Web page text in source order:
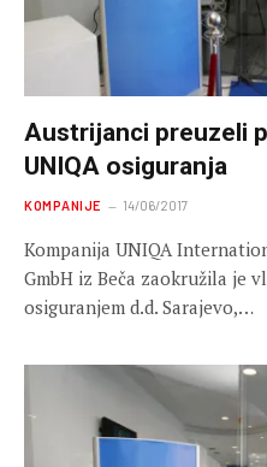
Austrijanci preuzeli
UNIQA osiguranja
KOMPANIJE 14/06/2017
Kompanija UNIQA
GmbH iz Beča zaokružila je
osiguranjem d.d. Sarajevo,…